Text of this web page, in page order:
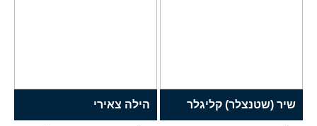
שיר (שטנצלר) קליגלר הילה צאירי